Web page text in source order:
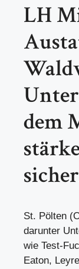
LH
dem
St. Pölten
darunter
wie Test-
Eaton,